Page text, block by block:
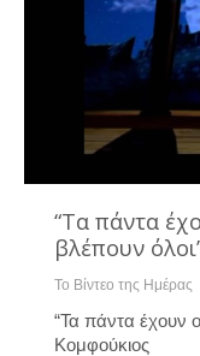
“Τα πάντα
βλέπουν
Το Βίντεο της Ημέρας
“Τα πάντα έχουν
Κομφούκιος